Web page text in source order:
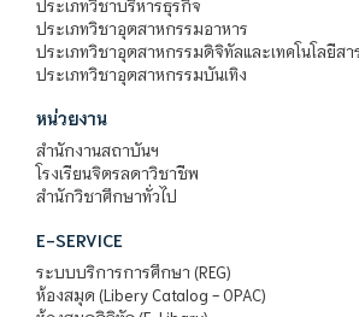
ประเภทวิชาบริหารธุรกิจ
ประเภทวิชาอุตสาหกรรมอาหาร
ประเภทวิชาอุตสาหกรรมดิจิทัลและเทคโนโลยีสา
ประเภทวิชาอุตสาหกรรมบันเทิง
หน่วยงาน
สำนักงานสถาบันฯ
โรงเรียนจิตรลดาวิชาชีพ
สำนักวิชาศึกษาทั่วไป
E-SERVICE
ระบบบริการการศึกษา (REG)
ห้องสมุด (Libery Catalog - OPAC)